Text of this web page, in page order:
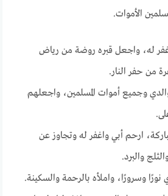
الأموات.
له، واجعل قبره روضة من رياض
من حفر النار.
وجميع أموات المسلمين، واجعلهم
ارحم أبي واغفر له وتجاوز عن
والبرد.
وسرورًا، واملأه بالرحمة والسكينة.